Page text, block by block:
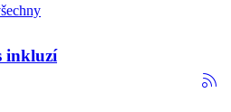
inkluzí